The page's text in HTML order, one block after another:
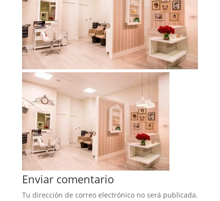
Enviar comentario
Tu dirección de correo electrónico no será publicada.